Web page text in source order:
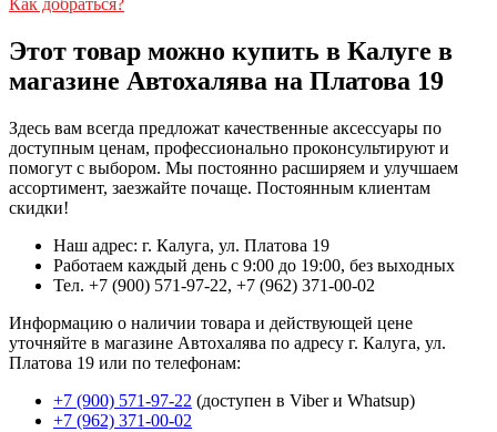
Как добраться?
Этот товар можно купить в Калуге в
магазине Автохалява на Платова 19
Здесь вам всегда предложат качественные аксессуары по
доступным ценам, профессионально проконсультируют и
помогут с выбором. Мы постоянно расширяем и улучшаем
ассортимент, заезжайте почаще. Постоянным клиентам
скидки!
Наш адрес: г. Калуга, ул. Платова 19
Работаем каждый день с 9:00 до 19:00, без выходных
Тел. +7 (900) 571-97-22, +7 (962) 371-00-02
Информацию о наличии товара и действующей цене
уточняйте в магазине Автохалява по адресу г. Калуга, ул.
Платова 19 или по телефонам:
+7 (900) 571-97-22 (доступен в Viber и Whatsup)
+7 (962) 371-00-02